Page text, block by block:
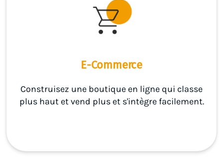
E-Commerce
Construisez une boutique en ligne qui classe
plus haut et vend plus et s'intègre facilement.